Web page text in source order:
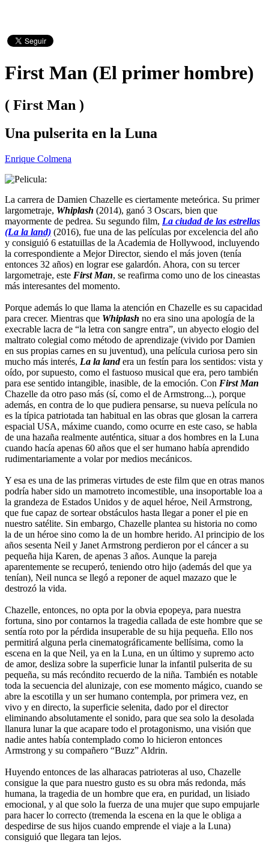
First Man (El primer hombre)
( First Man )
Una pulserita en la Luna
Enrique Colmena
La carrera de Damien Chazelle es ciertamente meteórica. Su primer
largometraje, Whiplash (2014), ganó 3 Oscars, bien que
mayormente de pedrea. Su segundo film, La ciudad de las estrellas
(La la land) (2016), fue una de las películas por excelencia del año
y consiguió 6 estatuillas de la Academia de Hollywood, incluyendo
la correspondiente a Mejor Director, siendo el más joven (tenía
entonces 32 años) en lograr ese galardón. Ahora, con su tercer
largometraje, este First Man, se reafirma como uno de los cineastas
más interesantes del momento.
Porque además lo que llama la atención en Chazelle es su capacidad
para crecer. Mientras que Whiplash no era sino una apología de la
execrable lacra de “la letra con sangre entra”, un abyecto elogio del
maltrato colegial como método de aprendizaje (vivido por Damien
en sus propias carnes en su juventud), una película curiosa pero sin
mucho más interés, La la landera un festín para los sentidos: vista y
oído, por supuesto, como el fastuoso musical que era, pero también
para ese sentido intangible, inasible, de la emoción. Con First Man
Chazelle da otro paso más (sí, como el de Armstrong...), porque
además, en contra de lo que pudiera pensarse, su nueva película no
es la típica patriotada tan habitual en las obras que glosan la carrera
espacial USA, máxime cuando, como ocurre en este caso, se habla
de una hazaña realmente auténtica, situar a dos hombres en la Luna
cuando hacía apenas 60 años que el ser humano había aprendido
rudimentariamente a volar por medios mecánicos.
Y esa es una de las primeras virtudes de este film que en otras manos
podría haber sido un mamotreto incomestible, una insoportable loa a
la grandeza de Estados Unidos y de aquel héroe, Neil Armstrong,
que fue capaz de sortear obstáculos hasta llegar a poner el pie en
nuestro satélite. Sin embargo, Chazelle plantea su historia no como
la de un héroe sino como la de un hombre herido. Al principio de los
años sesenta Neil y Janet Armstrong perdieron por el cáncer a su
pequeña hija Karen, de apenas 3 años. Aunque la pareja
aparentemente se recuperó, teniendo otro hijo (además del que ya
tenían), Neil nunca se llegó a reponer de aquel mazazo que le
destrozó la vida.
Chazelle, entonces, no opta por la obvia epopeya, para nuestra
fortuna, sino por contarnos la tragedia callada de este hombre que se
sentía roto por la pérdida insuperable de su hija pequeña. Ello nos
permitirá alguna perla cinematográficamente bellísima, como la
escena en la que Neil, ya en la Luna, en un último y supremo acto
de amor, desliza sobre la superficie lunar la infantil pulserita de su
pequeña, su más recóndito recuerdo de la niña. También es notable
toda la secuencia del alunizaje, con ese momento mágico, cuando se
abre la escotilla y un ser humano contempla, por primera vez, en
vivo y en directo, la superficie selenita, dado por el director
eliminando absolutamente el sonido, para que sea solo la desolada
llanura lunar la que acapare todo el protagonismo, una visión que
nadie antes había contemplado como lo hicieron entonces
Armstrong y su compañero “Buzz” Aldrin.
Huyendo entonces de las alharacas patrioteras al uso, Chazelle
consigue la que para nuestro gusto es su obra más redonda, más
humana, la tragedia de un hombre que era, en puridad, un lisiado
emocional, y al que solo la fuerza de una mujer que supo empujarle
para hacer lo correcto (tremenda la escena en la que le obliga a
despedirse de sus hijos cuando emprende el viaje a la Luna)
consiguió que llegara tan lejos.